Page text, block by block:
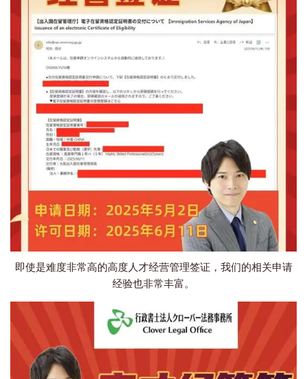
即使是难度非常高的高度人才经营管理签证，我们的相关申请
经验也非常丰富。